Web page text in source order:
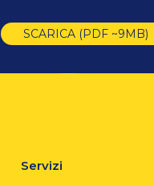
SCARICA (PDF ~9MB)
Servizi